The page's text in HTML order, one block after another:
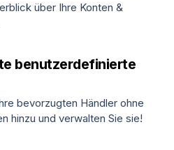
über Ihre Konten &
benutzerdefinierte
bevorzugten Händler ohne
hinzu und verwalten Sie sie!